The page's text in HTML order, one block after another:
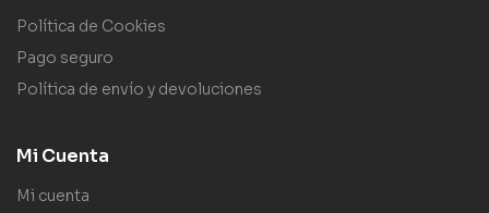
Política de Cookies
Pago seguro
Política de envío y devoluciones
Mi Cuenta
Mi cuenta